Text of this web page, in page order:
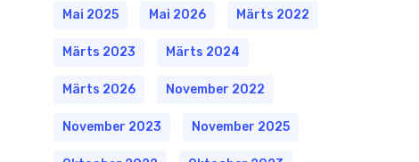
Mai 2025 Mai 2026 Märts 2022
Märts 2023 Märts 2024
Märts 2026 November 2022
November 2023 November 2025